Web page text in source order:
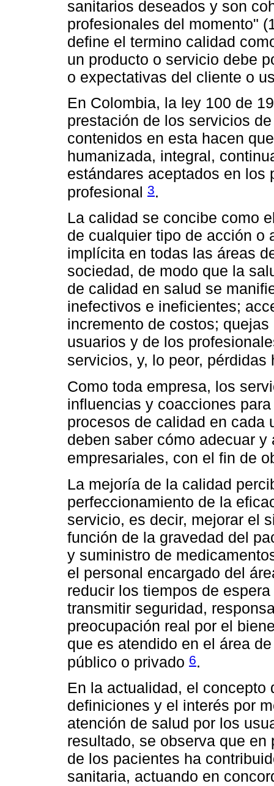
sanitarios deseados y son
profesionales del momento"
define el termino calidad
un producto o servicio debe
o expectativas del cliente o
En Colombia, la ley 100 de
prestación de los servicios
contenidos en esta hacen
humanizada, integral,
estándares aceptados en los
profesional 3.
La calidad se concibe como
de cualquier tipo de acción o
implícita en todas las áreas
sociedad, de modo que la
de calidad en salud se
inefectivos e ineficientes;
incremento de costos;
usuarios y de los
servicios, y, lo peor,
Como toda empresa, los
influencias y coacciones
procesos de calidad en cada
deben saber cómo adecuar
empresariales, con el fin de
La mejoría de la calidad
perfeccionamiento de la
servicio, es decir, mejorar el
función de la gravedad del
y suministro de
el personal encargado del
reducir los tiempos de
transmitir seguridad,
preocupación real por el
que es atendido en el área
público o privado 6.
En la actualidad, el
definiciones y el interés por
atención de salud por los
resultado, se observa que
de los pacientes ha
sanitaria, actuando en